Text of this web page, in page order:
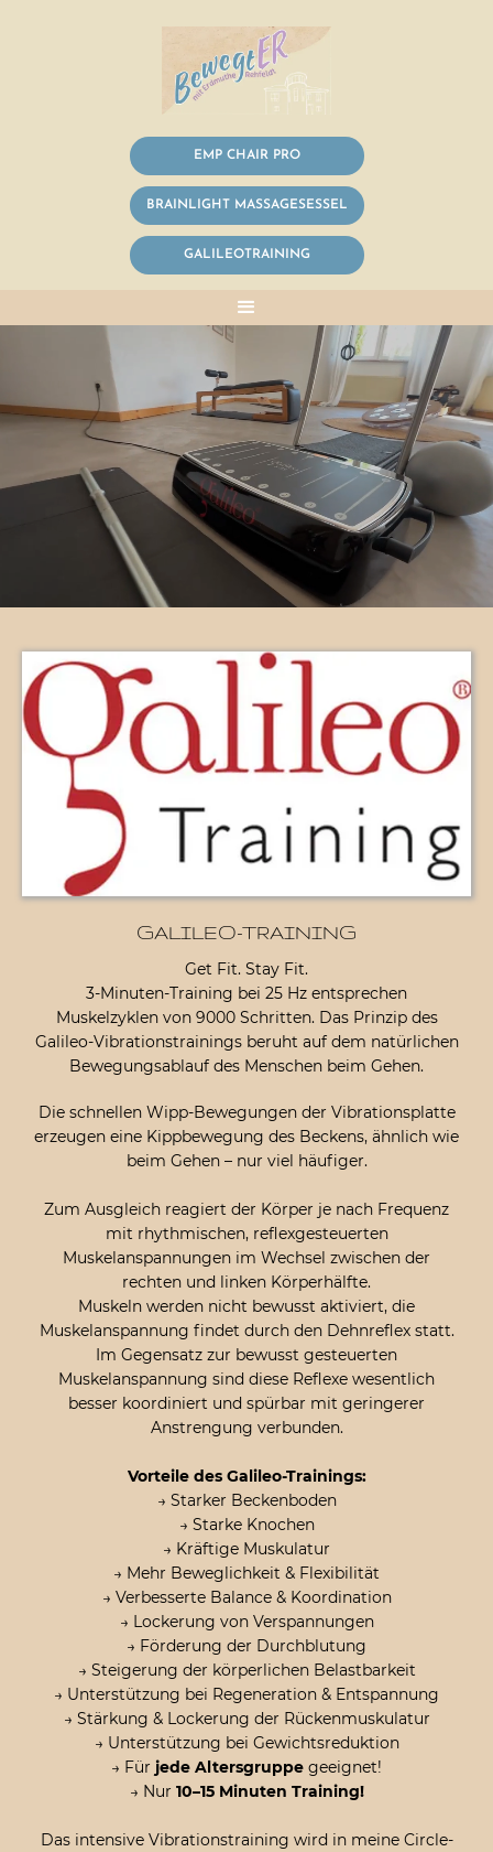
EMP CHAIR PRO
BRAINLIGHT MASSAGESESSEL
GALILEOTRAINING
GALILEO-TRAINING
Get Fit. Stay Fit.
3-Minuten-Training bei 25 Hz entsprechen
Muskelzyklen von 9000 Schritten. Das Prinzip des
Galileo-Vibrationstrainings beruht auf dem natürlichen
Bewegungsablauf des Menschen beim Gehen.
Die schnellen Wipp-Bewegungen der Vibrationsplatte
erzeugen eine Kippbewegung des Beckens, ähnlich wie
beim Gehen – nur viel häufiger.
Zum Ausgleich reagiert der Körper je nach Frequenz
mit rhythmischen, reflexgesteuerten
Muskelanspannungen im Wechsel zwischen der
rechten und linken Körperhälfte.
Muskeln werden nicht bewusst aktiviert, die
Muskelanspannung findet durch den Dehnreflex statt.
Im Gegensatz zur bewusst gesteuerten
Muskelanspannung sind diese Reflexe wesentlich
besser koordiniert und spürbar mit geringerer
Anstrengung verbunden.
Vorteile des Galileo-Trainings:
→ Starker Beckenboden
→ Starke Knochen
→ Kräftige Muskulatur
→ Mehr Beweglichkeit & Flexibilität
→ Verbesserte Balance & Koordination
→ Lockerung von Verspannungen
→ Förderung der Durchblutung
→ Steigerung der körperlichen Belastbarkeit
→ Unterstützung bei Regeneration & Entspannung
→ Stärkung & Lockerung der Rückenmuskulatur
→ Unterstützung bei Gewichtsreduktion
→ Für jede Altersgruppe geeignet!
→ Nur 10–15 Minuten Training!
Das intensive Vibrationstraining wird in meine Circle-